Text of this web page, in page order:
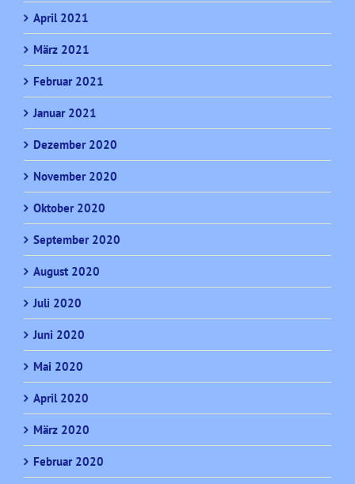
April 2021
März 2021
Februar 2021
Januar 2021
Dezember 2020
November 2020
Oktober 2020
September 2020
August 2020
Juli 2020
Juni 2020
Mai 2020
April 2020
März 2020
Februar 2020